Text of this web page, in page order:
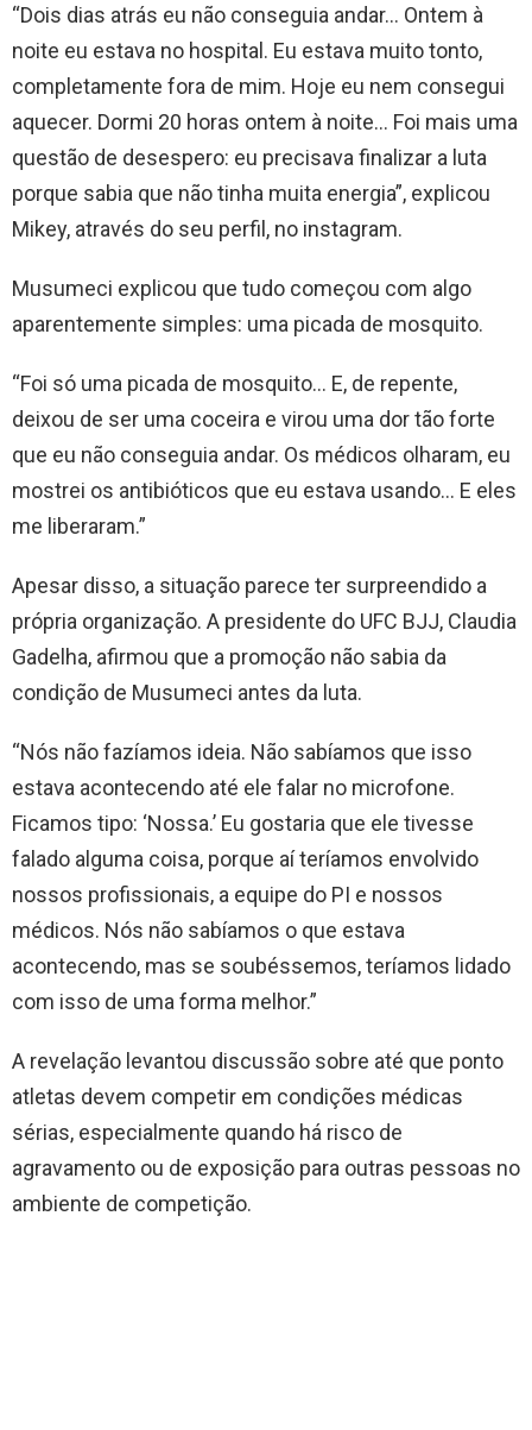
“Dois dias atrás eu não conseguia andar… Ontem à
noite eu estava no hospital. Eu estava muito tonto,
completamente fora de mim. Hoje eu nem consegui
aquecer. Dormi 20 horas ontem à noite… Foi mais uma
questão de desespero: eu precisava finalizar a luta
porque sabia que não tinha muita energia”, explicou
Mikey, através do seu perfil, no instagram.
Musumeci explicou que tudo começou com algo
aparentemente simples: uma picada de mosquito.
“Foi só uma picada de mosquito… E, de repente,
deixou de ser uma coceira e virou uma dor tão forte
que eu não conseguia andar. Os médicos olharam, eu
mostrei os antibióticos que eu estava usando… E eles
me liberaram.”
Apesar disso, a situação parece ter surpreendido a
própria organização. A presidente do UFC BJJ, Claudia
Gadelha, afirmou que a promoção não sabia da
condição de Musumeci antes da luta.
“Nós não fazíamos ideia. Não sabíamos que isso
estava acontecendo até ele falar no microfone.
Ficamos tipo: ‘Nossa.’ Eu gostaria que ele tivesse
falado alguma coisa, porque aí teríamos envolvido
nossos profissionais, a equipe do PI e nossos
médicos. Nós não sabíamos o que estava
acontecendo, mas se soubéssemos, teríamos lidado
com isso de uma forma melhor.”
A revelação levantou discussão sobre até que ponto
atletas devem competir em condições médicas
sérias, especialmente quando há risco de
agravamento ou de exposição para outras pessoas no
ambiente de competição.